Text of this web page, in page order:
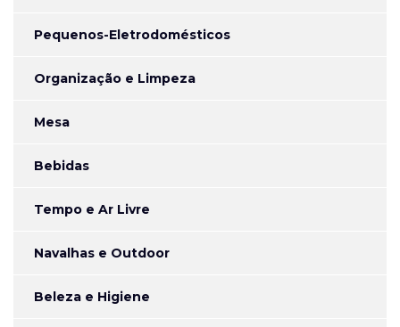
Pequenos-Eletrodomésticos
Organização e Limpeza
Mesa
Bebidas
Tempo e Ar Livre
Navalhas e Outdoor
Beleza e Higiene